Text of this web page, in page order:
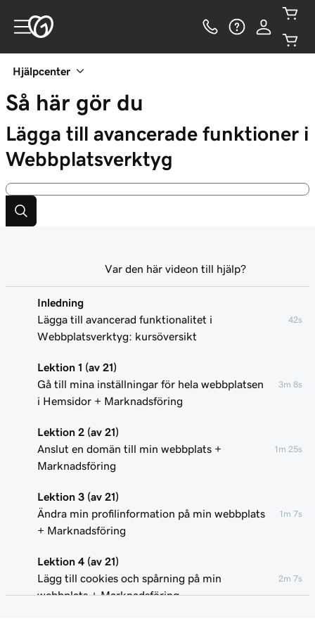
Hjälpcenter
Så här gör du
Lägga till avancerade funktioner i
Webbplatsverktyg
Inledning
Lägga till avancerad funktionalitet i
Webbplatsverktyg: kursöversikt
42s
Lektion 1 (av 21)
Gå till mina inställningar för hela webbplatsen
i Hemsidor + Marknadsföring
3m 8s
Lektion 2 (av 21)
Anslut en domän till min webbplats +
Marknadsföring
1m 25s
Lektion 3 (av 21)
Ändra min profilinformation på min webbplats
+ Marknadsföring
1m 7s
Lektion 4 (av 21)
Lägg till cookies och spårning på min
webbplats + Marknadsföring
2m 7s
Var den här videon till hjälp?